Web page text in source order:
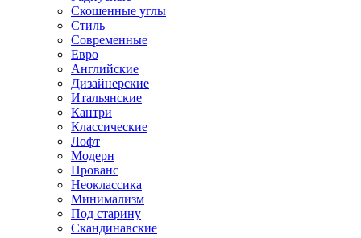
Скошенные углы
Стиль
Современные
Евро
Английские
Дизайнерские
Итальянские
Кантри
Классические
Лофт
Модерн
Прованс
Неоклассика
Минимализм
Под старину
Скандинавские